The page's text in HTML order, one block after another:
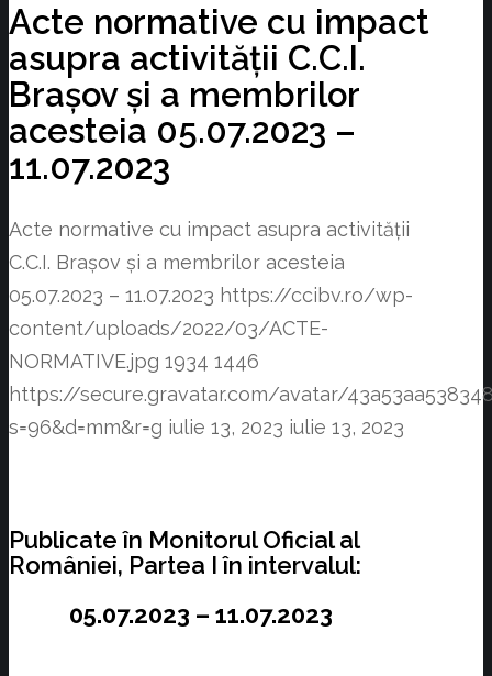
Acte normative cu impact
asupra activității C.C.I.
Brașov și a membrilor
acesteia 05.07.2023 –
11.07.2023
Acte normative cu impact asupra activității
C.C.I. Brașov și a membrilor acesteia
05.07.2023 – 11.07.2023 https://ccibv.ro/wp-
content/uploads/2022/03/ACTE-
NORMATIVE.jpg 1934 1446
https://secure.gravatar.com/avatar/
s=96&d=mm&r=g iulie 13, 2023 iulie 13, 2023
Publicate în Monitorul Oficial al
României, Partea I în intervalul:
05.07.2023 – 11.07.2023